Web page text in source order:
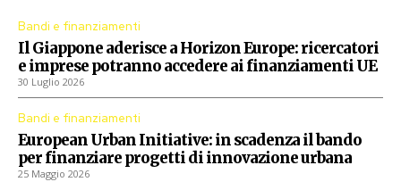
Bandi e finanziamenti
Il Giappone aderisce a Horizon Europe: ricercatori
e imprese potranno accedere ai finanziamenti UE
30 Luglio 2026
Bandi e finanziamenti
European Urban Initiative: in scadenza il bando
per finanziare progetti di innovazione urbana
25 Maggio 2026